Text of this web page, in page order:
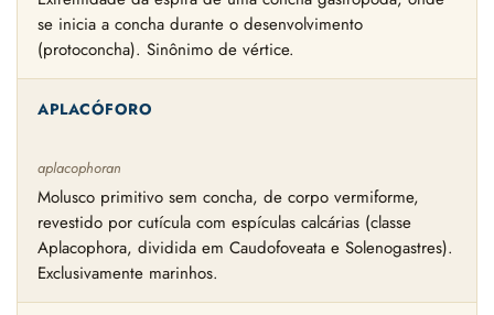
se inicia a concha durante o desenvolvimento
(protoconcha). Sinônimo de vértice.
APLACÓFORO
aplacophoran
Molusco primitivo sem concha, de corpo vermiforme,
revestido por cutícula com espículas calcárias (classe
Aplacophora, dividida em Caudofoveata e Solenogastres).
Exclusivamente marinhos.